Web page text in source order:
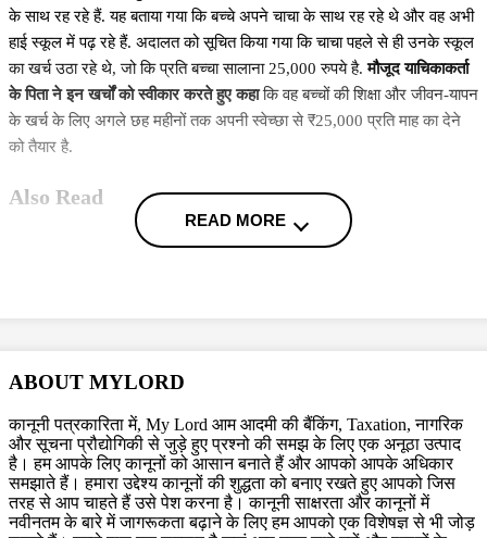
के साथ रह रहे हैं. यह बताया गया कि बच्चे अपने चाचा के साथ रह रहे थे और वह अभी
हाई स्कूल में पढ़ रहे हैं. अदालत को सूचित किया गया कि चाचा पहले से ही उनके स्कूल
का खर्च उठा रहे थे, जो कि प्रति बच्चा सालाना 25,000 रुपये है.मौजूद याचिकाकर्ता
के पिता ने इन खर्चों को स्वीकार करते हुए कहाकि वह बच्चों की शिक्षा और जीवन-यापन
के खर्च के लिए अगले छह महीनों तक अपनी स्वेच्छा से ₹25,000 प्रति माह का देने
को तैयार है.
Also Read
CJI पर जूता फेंकने वाले वकील की बढ़ी मुश्किलें, AG ने 'अवमानना' की
ने Delhi Court से याचिका वापस ली, अब सुप्रीम कोर्ट जाएंगे
More News
सुप्रीम कोर्ट ने दोनों पक्षों को सुनते हुए पिता की गुजारिश के बाद लड़के को अंतरिम
जमानत दे दी है, जिस दौरान पिता को अपने वादे को पूरा करना है. जिसे पूरा करने के
बाद आरोपी लड़के की अंतरिम जमानत, रेगुलर बेल में तब्दील हो जाएगी. इसके साथ ही
READ MORE
ABOUT MYLORD
कानूनी पत्रकारिता में, My Lord आम आदमी की बैंकिंग, Taxation, नागरिक
और सूचना प्रौद्योगिकी से जुड़े हुए प्रश्नो की समझ के लिए एक अनूठा उत्पाद
है। हम आपके लिए कानूनों को आसान बनाते हैं और आपको आपके अधिकार
समझाते हैं। हमारा उद्देश्य कानूनों की शुद्धता को बनाए रखते हुए आपको जिस
तरह से आप चाहते हैं उसे पेश करना है। कानूनी साक्षरता और कानूनों में
नवीनतम के बारे में जागरूकता बढ़ाने के लिए हम आपको एक विशेषज्ञ से भी जोड़